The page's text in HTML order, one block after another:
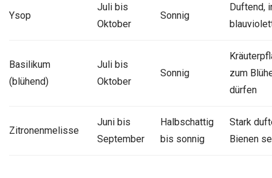
Ysop
Juli bis
Oktober
Sonnig
Duftend,
Basilikum
(blühend)
Juli bis
Oktober
Sonnig
zum
dürfen
Zitronenmelisse
Juni bis
September
Halbschattig
bis sonnig
Stark
Bienen